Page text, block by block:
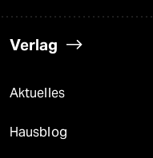
Verlag
Aktuelles
Hausblog